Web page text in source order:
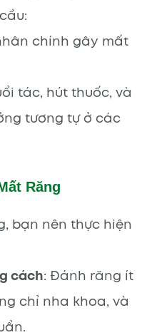
chính gây mất
tác, hút thuốc, và
tương tự ở các
Răng
bạn nên thực hiện
cách: Đánh răng ít
chỉ nha khoa, và